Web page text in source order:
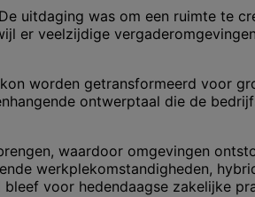
uitdaging was om een ruimte te
er veelzijdige
worden getransformeerd voor
ontwerptaal die de
waardoor omgevingen
werkplekomstandigheden,
voor hedendaagse zakelijke